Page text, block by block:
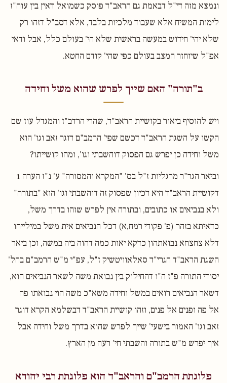
ונמצא מזה די"ל דבאמת גם הראב"ד פוסק כשמואל דאין בין עוה"ז
לימות המשיח אלא שעבוד מלכיות בלבד, אלא דסב"ל דזהו רק
שלא יהי' חידוש במעשה בראשית שלא הי' בעולם כלל, אבל ודאי
אפ"ל שיוחזר המצב בעולם כפי שהי' קודם החטא.
ב"תורה" האם שייך לפרש שהוא משל וחידה
ויש להוסיף ביאור בקושיית הראב"ד, שהרי הרדב"ז והמגדל עוז שם
הקשו על השגת הראב"ד דכשם שפי' הרמב"ם דוגר זאב וגו' הוא
משל וחידה כן יפרש גם הפסוק דוהשבתי וגו', ומהו קושייתו?
וביאר הגר"ר מרגליות ז"ל בס' "המקרא והמסורה" ע' נ"ז הערה 1
דקושיית הראב"ד היא דכיון שפסוק זה דוהשבתי וגו' הוא "בתורה"
ולא בנביאים או כתובים, ובתורה אין לפרש שזהו בדרך משל,
כדאיתא בזהר (פ' פקודי רמח,א) דכל הנביאים אית משל במילייהו
דלא צחצחא נבואתהון כדקא יאות כמה דהוה ביה במשה, וכן ביאר
השגת הראב"ד הגרי"ד סאלאוויטשיק ז"ל, עפ"י מ"ש הרמב"ם בהל'
יסודי התורה פ"ז ה"ו דהחילוק בין נבואת משה לשאר הנביאים הוא,
דשאר הנביאים רואים במשל וחידה משא"כ משה הוי נבואתו פה
אל פה ופנים אל פנים, וזהו קושיית הראב"ד דבשלמא הקרא דוגר
זאב וגו' האמור בישעי' שייך לפרש שהוא בדרך משל וחידה אבל
איך יפרש מ"ש בתורה והשבתי חי' רעה מן הארץ.
פלוגתת הרמב"ם והראב"ד הוא פלוגתת רבי יהודא